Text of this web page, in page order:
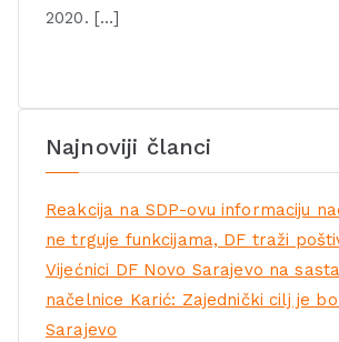
2020. […]
Najnoviji članci
Reakcija na SDP-ovu informaciju
ne trguje funkcijama, DF traži
Vijećnici DF Novo Sarajevo na
načelnice Karić: Zajednički cilj je
Sarajevo